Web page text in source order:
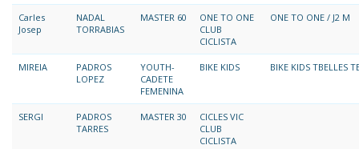
Carles
Josep
NADAL
TORRABIAS
MASTER 60
ONE TO ONE
CLUB
CICLISTA
ONE TO ONE / J2 M
MIREIA
PADROS
LOPEZ
YOUTH-
CADETE
FEMENINA
BIKE KIDS BIKE KIDS TBELLES
SERGI
PADROS
TARRES
MASTER 30
CICLES VIC
CLUB
CICLISTA